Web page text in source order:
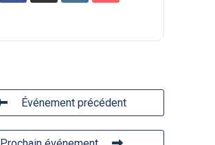
Événement précédent